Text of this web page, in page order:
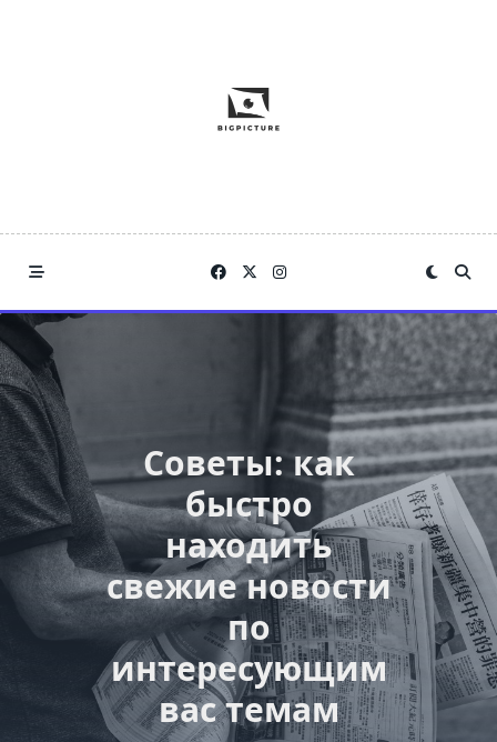
Советы: как
быстро
находить
свежие новости
по
интересующим
вас темам